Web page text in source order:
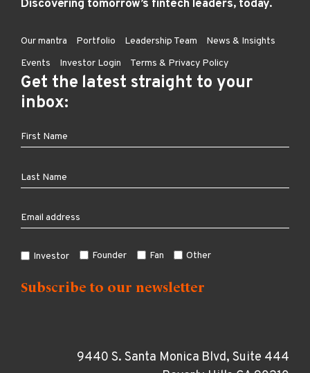
Discovering tomorrow’s fintech leaders, today.
Our mantra Portfolio Leadership Team
News & Insights
Events
Investor Login Terms & Privacy Policy
Get the latest straight to your
inbox:
Investor Founder Fan Other
9440 S. Santa Monica Blvd, Suite 444